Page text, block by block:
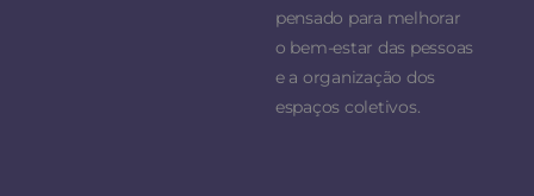
pensado para melhorar
o bem-estar das pessoas
e a organização dos
espaços coletivos.